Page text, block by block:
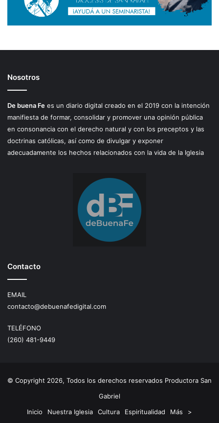
Nosotros
De buena Fe es un diario digital creado en el 2019 con la intención
manifiesta de formar, consolidar y promover una opinión pública
en consonancia con el derecho natural y con los preceptos y las
doctrinas católicas, así como de divulgar y exponer
adecuadamente los hechos relacionados con la vida de la Iglesia
Contacto
EMAIL
contacto@debuenafedigital.com
TELÉFONO
(260) 481-9449
© Copyright 2026, Todos los derechos reservados Productora San
Gabriel
Inicio
Nuestra Iglesia Cultura Espiritualidad Más >